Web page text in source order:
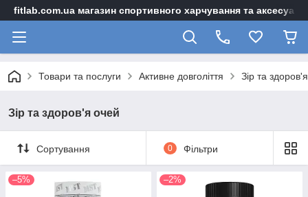
fitlab.com.ua магазин спортивного харчування та
Товари та послуги Активне довголіття Зір та
Зір та здоров'я очей
Сортування 0 Фільтри
–5% –2%